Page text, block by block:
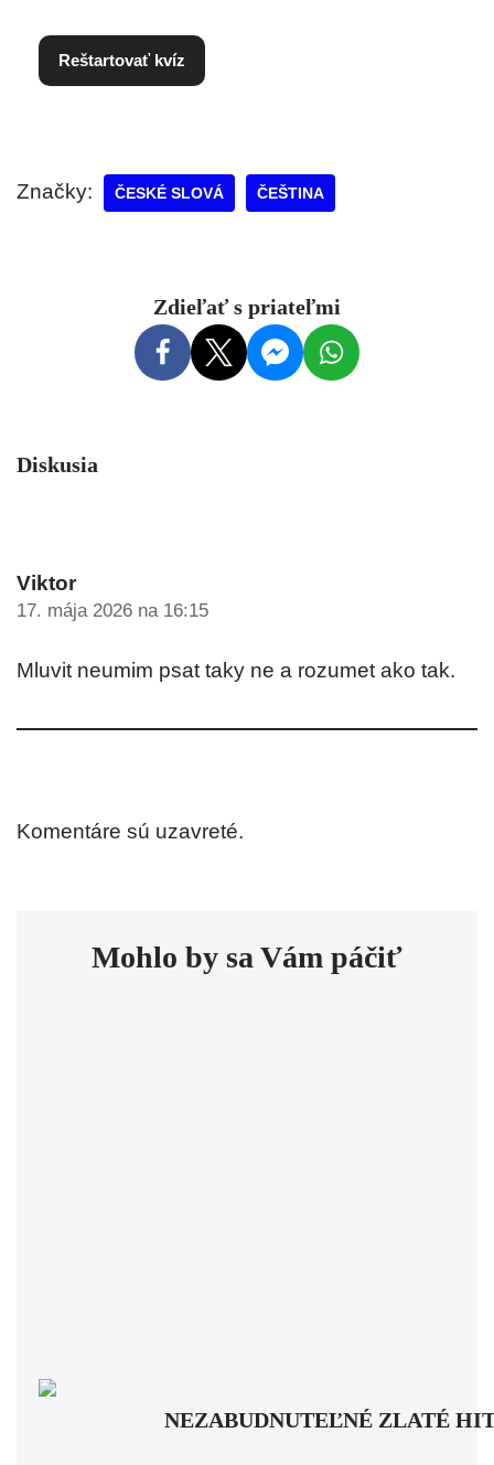
Reštartovať kvíz
Značky: ČESKÉ SLOVÁ ČEŠTINA
Zdieľať s priateľmi
Diskusia
Viktor
17. mája 2026 na 16:15
Mluvit neumim psat taky ne a rozumet ako tak.
Komentáre sú uzavreté.
Mohlo by sa Vám páčiť
NEZABUDNUTEĽNÉ ZLATÉ